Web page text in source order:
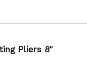
Pliers 8"